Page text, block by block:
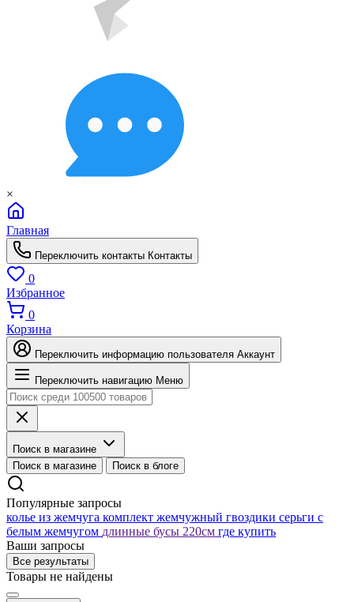
×
Главная
Переключить контакты Контакты
0
Избранное
0
Корзина
Переключить информацию пользователя Аккаунт
Переключить навигацию Меню
Поиск в магазине
Поиск в магазине
Поиск в блоге
Популярные запросы
колье из жемчуга комплект жемчужный гвоздики серьги с
белым жемчугом длинные бусы 220см где купить
Ваши запросы
Все результаты
Товары не найдены